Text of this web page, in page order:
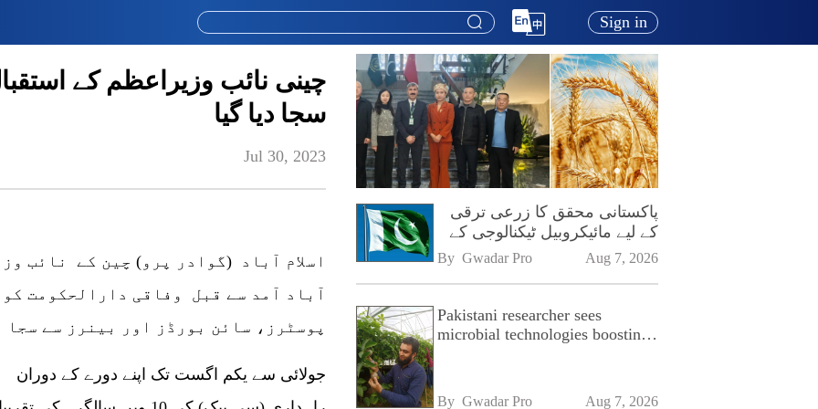
Sign in
چینی نائب وزیراعظم کے
سجا دیا گیا
Jul 30, 2023
اسلام آباد (گوادر پرو) چین کے نائب
آباد آمد سے قبل وفاقی دارالحکومت
پوسٹرز، سائن بورڈز اور بینرز سے سجا
پاکستانی محقق کا زرعی ترقی
کے لیے مائیکروبیل ٹیکنالوجی کے
فروغ پر زور
By Gwadar Pro Aug 7, 2026
Pakistani researcher sees
microbial technologies boosting
By Gwadar Pro Aug 7, 2026